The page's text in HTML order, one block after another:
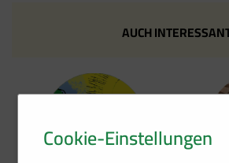
Kontakt
AUCH
Cookie-Einstellungen